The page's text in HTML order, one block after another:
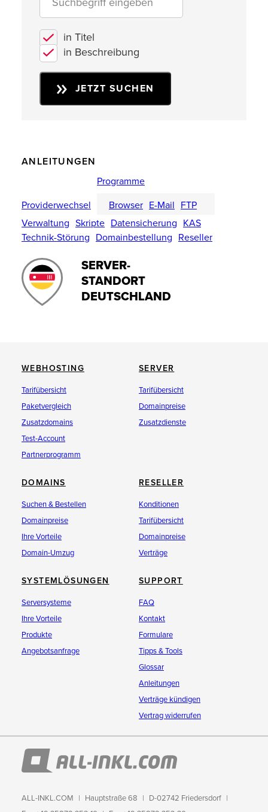
in Titel
in Beschreibung
JETZT SUCHEN
ANLEITUNGEN
Providerwechsel
Programme
Browser E-Mail FTP
Verwaltung Skripte Datensicherung KAS
Technik-Störung Domainbestellung Reseller
SERVER-
STANDORT
DEUTSCHLAND
WEBHOSTING
Tarifübersicht
Paketvergleich
Zusatzdomains
Test-Account
Partnerprogramm
SERVER
Tarifübersicht
Domainpreise
Zusatzdienste
DOMAINS
Suchen & Bestellen
Domainpreise
Ihre Vorteile
Domain-Umzug
RESELLER
Konditionen
Tarifübersicht
Domainpreise
Verträge
SYSTEMLÖSUNGEN
Serversysteme
Ihre Vorteile
Produkte
Angebotsanfrage
SUPPORT
FAQ
Kontakt
Formulare
Tipps & Tools
Glossar
Anleitungen
Verträge kündigen
Vertrag widerrufen
ALL-INKL.COM Hauptstraße 68
D-02742 Friedersdorf